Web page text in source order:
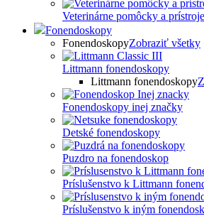
Veterinárne pomôcky a
Fonendoskopy
FonendoskopyZobraziť všetky
Littmann fonendoskopy
Littmann fonendoskopy
Fonendoskopy inej značky
Detské fonendoskopy
Puzdro na fonendoskop
Príslušenstvo k Littmann
Príslušenstvo k iným